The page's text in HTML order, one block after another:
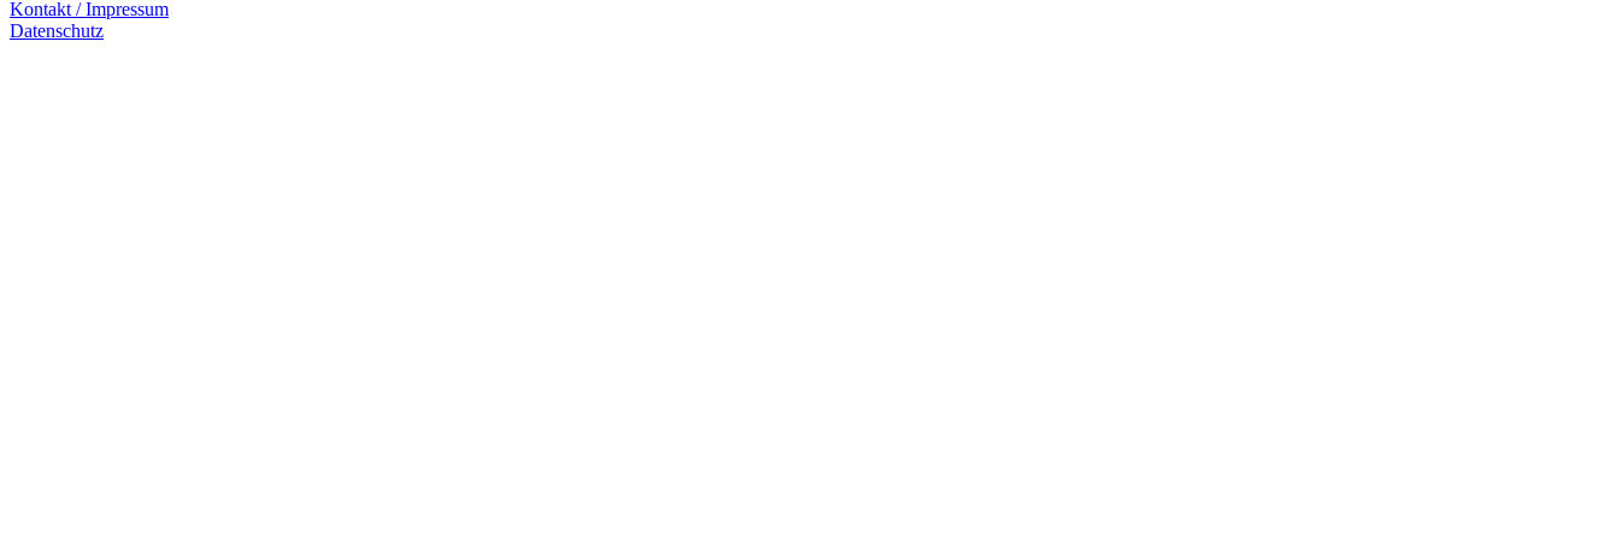
Kontakt / Impressum
Datenschutz